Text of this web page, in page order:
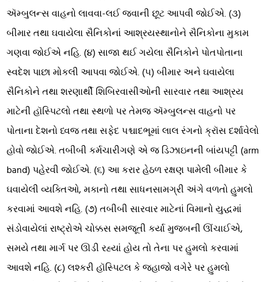
ઍમ્બુલન્સ વાહનો લાવવા-લઈ જવાની છૂટ આપવી જોઈએ. (૩)
બીમાર તથા ઘવાયેલા સૈનિકોનાં આશ્રયસ્થાનોને સૈનિકોના મુકામ
ગણવા જોઈએ નહિ. (૪) સાજા થઈ ગયેલા સૈનિકોને પોતપોતાના
સ્વદેશ પાછા મોકલી આપવા જોઈએ. (૫) બીમાર અને ઘવાયેલા
સૈનિકોને તથા શરણાર્થી શિબિરવાસીઓની સારવાર તથા આશ્રય
માટેની હૉસ્પિટલો તથા સ્થળો પર તેમજ ઍમ્બુલન્સ વાહનો પર
પોતાના દેશનો ધ્વજ તથા સફેદ પશ્ચાદભૂમાં લાલ રંગનો ક્રૉસ દર્શાવેલો
હોવો જોઈએ. તબીબી કર્મચારીગણે એ જ ડિઝાઇનની બાંયપટ્ટી (arm
band) પહેરવી જોઈએ. (૬) આ કરાર હેઠળ રક્ષણ પામેલી બીમાર કે
ઘવાયેલી વ્યક્તિઓ, મકાનો તથા સાધનસામગ્રી અંગે વળતો હુમલો
કરવામાં આવશે નહિ. (૭) તબીબી સારવાર માટેનાં વિમાનો યુદ્ધમાં
સંડોવાયેલાં રાષ્ટ્રોએ ચોક્કસ સમજૂતી કર્યા મુજબની ઊંચાઈએ,
સમયે તથા માર્ગ પર ઊડી રહ્યાં હોય તો તેના પર હુમલો કરવામાં
આવશે નહિ. (૮) લશ્કરી હૉસ્પિટલ કે જહાજો વગેરે પર હુમલો